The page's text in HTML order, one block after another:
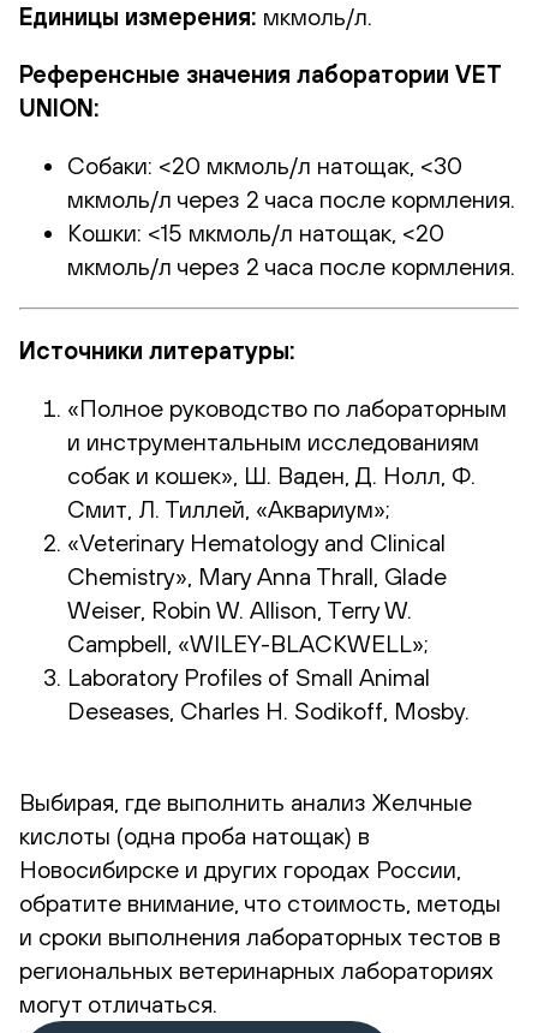
Единицы измерения: мкмоль/л.
Референсные значения лаборатории VET
UNION:
Собаки: <20 мкмоль/л натощак, <30
мкмоль/л через 2 часа после кормления.
Кошки: <15 мкмоль/л натощак, <20
мкмоль/л через 2 часа после кормления.
Источники литературы:
«Полное руководство по лабораторным
и инструментальным исследованиям
собак и кошек», Ш. Ваден, Д. Нолл, Ф.
Смит, Л. Тиллей, «Аквариум»;
«Veterinary Hematology and Clinical
Chemistry», Mary Anna Thrall, Glade
Weiser, Robin W. Allison, Terry W.
Campbell, «WILEY-BLACKWELL»;
Laboratory Profiles of Small Animal
Deseases, Charles H. Sodikoff, Mosby.
Выбирая, где выполнить анализ Желчные
кислоты (одна проба натощак) в
Новосибирске и других городах России,
обратите внимание, что стоимость, методы
и сроки выполнения лабораторных тестов в
региональных ветеринарных лабораториях
могут отличаться.